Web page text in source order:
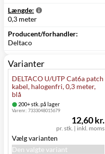
Længde:
0,3 meter
Producent/forhandler:
Deltaco
Varianter
DELTACO U/UTP Cat6a patch
kabel, halogenfri, 0,3 meter,
blå
200+ stk. på lager
Varenr.:7333048015679
pr. stk. | inkl. moms
12,60 kr.
Vælg varianten
Den valgte variant